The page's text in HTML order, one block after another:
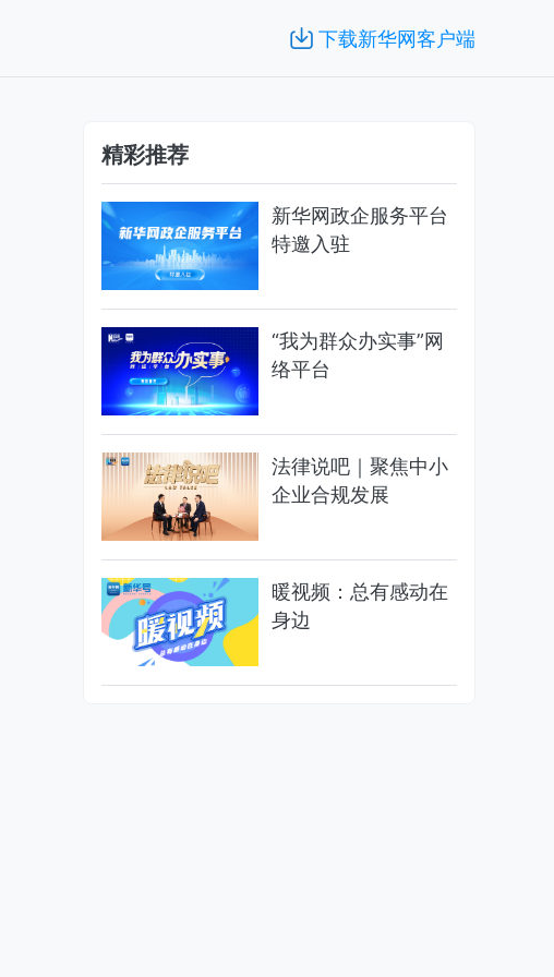
下载新华网客户端
精彩推荐
新华网政企服务平台
特邀入驻
“我为群众办实事”网
络平台
法律说吧｜聚焦中小
企业合规发展
暖视频：总有感动在
身边